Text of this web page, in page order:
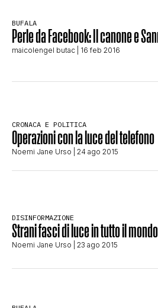
STORIA E CITAZIONI
INTRATTENIMENTO
COMPLOTTI, LEGGENDE
EVERGREEN
TRUFFE E SOCIAL
BUFALA
Perle da Facebook: Il canone e
maicolengel butac | 16 feb 2016
CRONACA E POLITICA
Operazioni con la luce del telefono
Noemi Jane Urso | 24 ago 2015
DISINFORMAZIONE
Strani fasci di luce in tutto il mondo
Noemi Jane Urso | 23 ago 2015